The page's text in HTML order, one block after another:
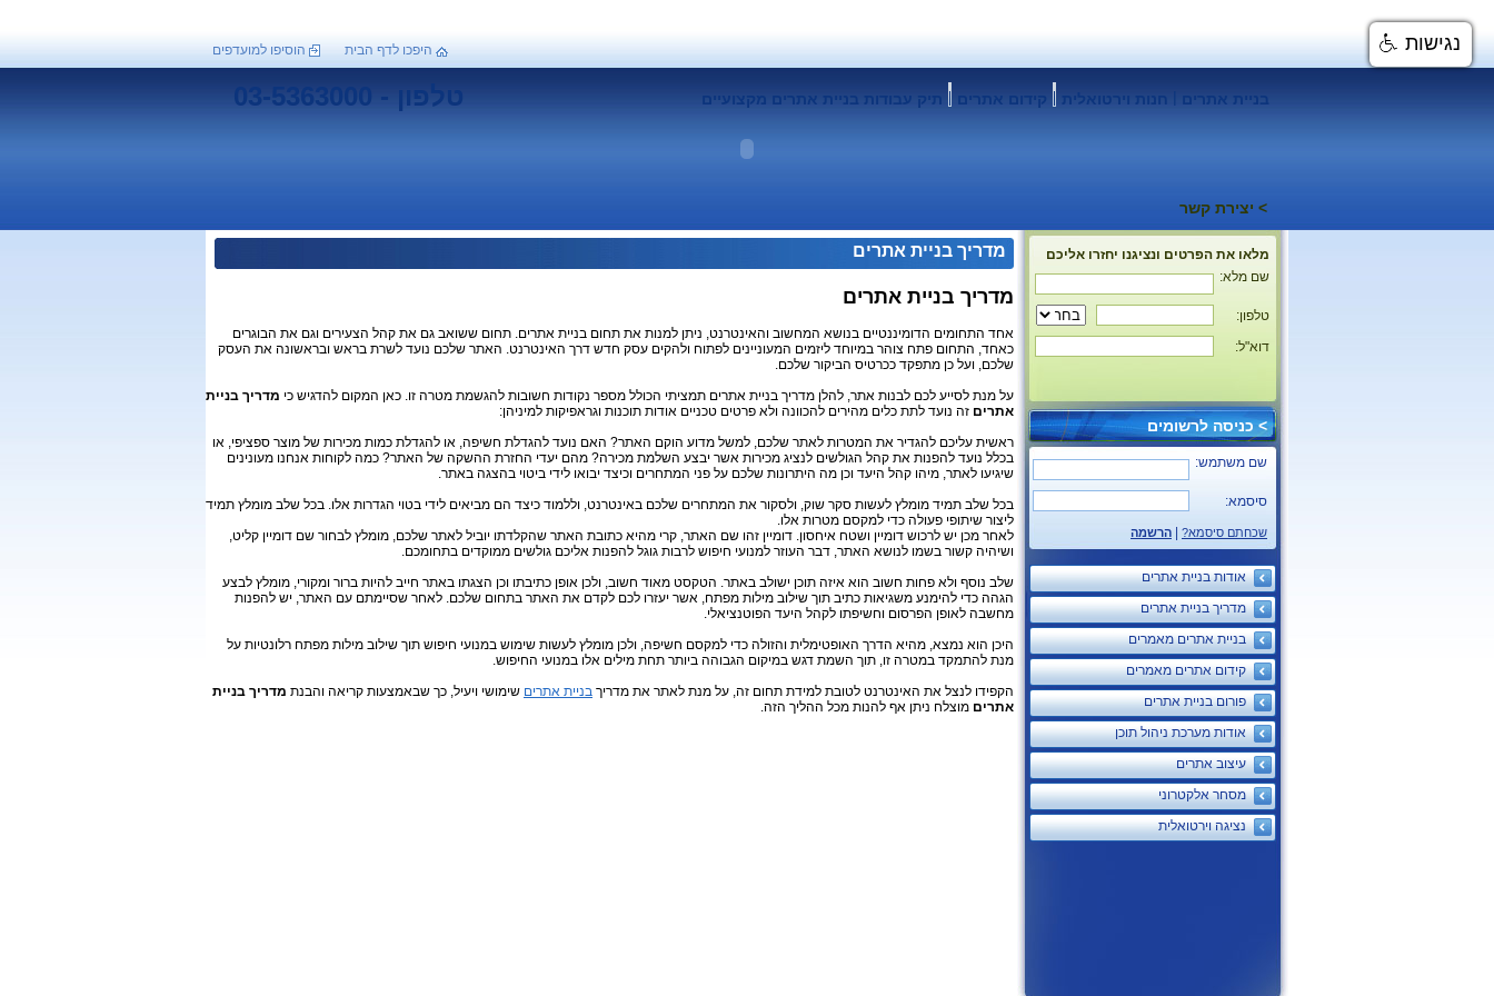
היפכו לדף הבית הוסיפו למועדפים
בניית אתרים חנות וירטואלית קידום אתרים תיק עבודות בניית אתרים מקצועיים טלפון - 03-5363000
> יצירת קשר
מלאו את הפרטים ונציגנו יחזרו אליכם
שם מלא:
טלפון:
דוא"ל:
> כניסה לרשומים
שם משתמש:
סיסמא:
שכחתם סיסמא? הרשמה
אודות בניית אתרים
מדריך בניית אתרים
בניית אתרים מאמרים
קידום אתרים מאמרים
פורום בניית אתרים
אודות מערכת ניהול תוכן
עיצוב אתרים
מסחר אלקטרוני
נציגה וירטואלית
מדריך בניית אתרים
מדריך בניית אתרים
אחד התחומים הדומיננטיים בנושא המחשוב והאינטרנט, ניתן למנות את תחום בניית אתרים. תחום ששואב גם את קהל הצעירים וגם את הבוגרים
כאחד, התחום פתח צוהר במיוחד ליזמים המעוניינים לפתוח ולהקים עסק חדש דרך האינטרנט. האתר שלכם נועד לשרת בראש ובראשונה את העסק
שלכם, ועל כן מתפקד ככרטיס הביקור שלכם.
על מנת לסייע לכם לבנות אתר, להלן מדריך בניית אתרים תמציתי הכולל מספר נקודות חשובות להגשמת מטרה זו. כאן המקום להדגיש כי מדריך בניית
אתרים זה נועד לתת כלים מהירים להכוונה ולא פרטים טכניים אודות תוכנות וגראפיקות למיניהן:
ראשית עליכם להגדיר את המטרות לאתר שלכם, למשל מדוע הוקם האתר? האם נועד להגדלת חשיפה, או להגדלת כמות מכירות של מוצר ספציפי, או
בכלל נועד להפנות את קהל הגולשים לנציג מכירות אשר יבצע השלמת מכירה? מהם יעדי החזרת ההשקה של האתר? כמה לקוחות אנחנו מעונינים
שיגיעו לאתר, מיהו קהל היעד וכן מה היתרונות שלכם על פני המתחרים וכיצד יבואו לידי ביטוי בהצגה באתר.
בכל שלב תמיד מומלץ לעשות סקר שוק, ולסקור את המתחרים שלכם באינטרנט, וללמוד כיצד הם מביאים לידי בטוי הגדרות אלו. בכל שלב מומלץ תמיד
ליצור שיתופי פעולה כדי למקסם מטרות אלו.
לאחר מכן יש לרכוש דומיין ושטח איחסון. דומיין זהו שם האתר, קרי מהיא כתובת האתר שהקלדתו יוביל לאתר שלכם, מומלץ לבחור שם דומיין קליט,
ושיהיה קשור בשמו לנושא האתר, דבר העוזר למנועי חיפוש לרבות גוגל להפנות אליכם גולשים ממוקדים בתחומכם.
שלב נוסף ולא פחות חשוב הוא איזה תוכן ישולב באתר. הטקסט מאוד חשוב, ולכן אופן כתיבתו וכן הצגתו באתר חייב להיות ברור ומקורי, מומלץ לבצע
הגהה כדי להימנע משגיאות כתיב תוך שילוב מילות מפתח, אשר יעזרו לכם לקדם את האתר בתחום שלכם. לאחר שסיימתם עם האתר, יש להפנות
מחשבה לאופן הפרסום וחשיפתו לקהל היעד הפוטנציאלי.
היכן הוא נמצא, מהיא הדרך האופטימלית והזולה כדי למקסם חשיפה, ולכן מומלץ לעשות שימוש במנועי חיפוש תוך שילוב מילות מפתח רלונטיות על
מנת להתמקד במטרה זו, תוך השמת דגש במיקום הגבוהה ביותר תחת מילים אלו במנועי החיפוש.
הקפידו לנצל את האינטרנט לטובת למידת תחום זה, על מנת לאתר את מדריך בניית אתרים שימושי ויעיל, כך שבאמצעות קריאה והבנת מדריך בניית
אתרים מוצלח ניתן אף להנות מכל ההליך הזה.
נגישות